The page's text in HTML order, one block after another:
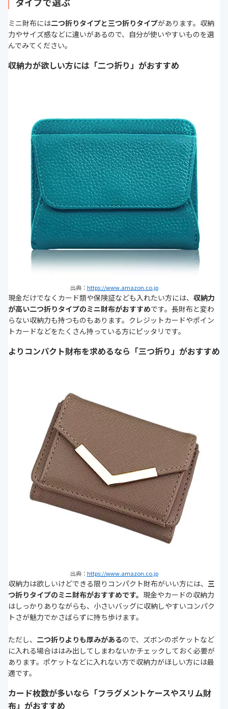
ミニ財布には二つ折りタイプと三つ折りタイプがあります。収納
力やサイズ感などに違いがあるので、自分が使いやすいものを選
んでみてください。
収納力が欲しい方には「二つ折り」がおすすめ
出典： https://www.amazon.co.jp
現金だけでなくカード類や保険証なども入れたい方には、 収納力
が高い二つ折りタイプのミニ財布がおすすめです。 長財布と変わ
らない収納力も持つものもあります。クレジットカードやポイン
トカードなどをたくさん持っている方にピッタリです。
よりコンパクト財布を求めるなら「三つ折り」がおすすめ
出典： https://www.amazon.co.jp
収納力は欲しいけどできる限りコンパクト財布がいい方には、 三
つ折りタイプのミニ財布がおすすめです。 現金やカードの収納力
はしっかりありながらも、小さいバッグに収納しやすいコンパク
トさが魅力でかさばらずに持ち歩けます。
ただし、 二つ折りよりも厚みがあるので、ズボンのポケットなど
に入れる場合ははみ出してしまわないかチェックしておく必要が
あります。ポケットなどに入れない方で収納力がほしい方には最
適です。
カード枚数が多いなら「フラグメントケースやスリム財
布」がおすすめ